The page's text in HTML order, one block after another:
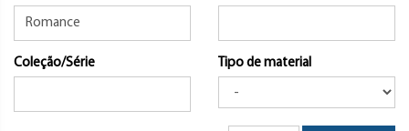
Coleção/Série Tipo de material